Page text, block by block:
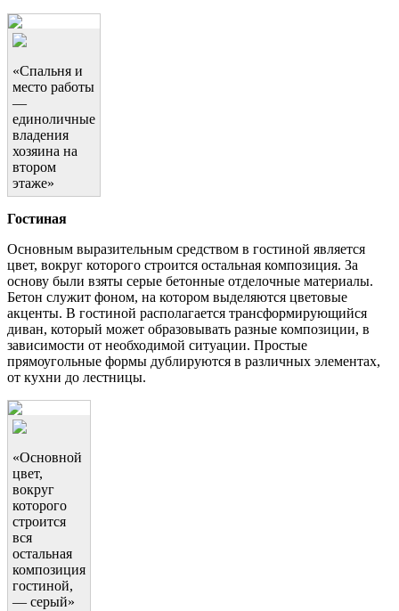
«Спальня и
место работы
—
единоличные
владения
хозяина на
втором
этаже»
Гостиная
Основным выразительным средством в гостиной является
цвет, вокруг которого строится остальная композиция. За
основу были взяты серые бетонные отделочные материалы.
Бетон служит фоном, на котором выделяются цветовые
акценты. В гостиной располагается трансформирующийся
диван, который может образовывать разные композиции, в
зависимости от необходимой ситуации. Простые
прямоугольные формы дублируются в различных элементах,
от кухни до лестницы.
«Основной
цвет,
вокруг
которого
строится
вся
остальная
композиция
гостиной,
— серый»